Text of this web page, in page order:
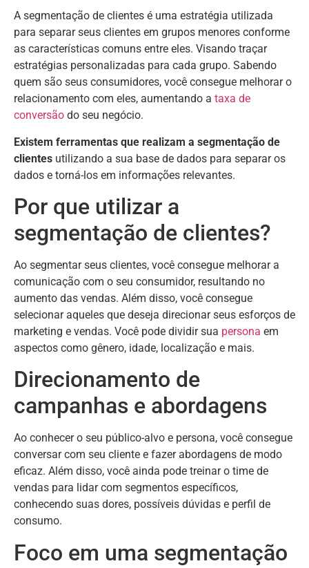
A segmentação de clientes é uma estratégia utilizada
para separar seus clientes em grupos menores conforme
as características comuns entre eles. Visando traçar
estratégias personalizadas para cada grupo. Sabendo
quem são seus consumidores, você consegue melhorar o
relacionamento com eles, aumentando a taxa de
conversão do seu negócio.
Existem ferramentas que realizam a segmentação de
clientes utilizando a sua base de dados para separar os
dados e torná-los em informações relevantes.
Por que utilizar a
segmentação de clientes?
Ao segmentar seus clientes, você consegue melhorar a
comunicação com o seu consumidor, resultando no
aumento das vendas. Além disso, você consegue
selecionar aqueles que deseja direcionar seus esforços de
marketing e vendas. Você pode dividir sua persona em
aspectos como gênero, idade, localização e mais.
Direcionamento de
campanhas e abordagens
Ao conhecer o seu público-alvo e persona, você consegue
conversar com seu cliente e fazer abordagens de modo
eficaz. Além disso, você ainda pode treinar o time de
vendas para lidar com segmentos específicos,
conhecendo suas dores, possíveis dúvidas e perfil de
consumo.
Foco em uma segmentação